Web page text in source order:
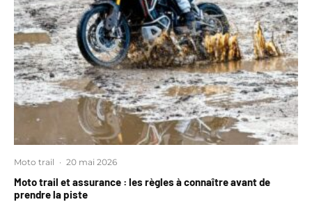
Moto trail · 20 mai 2026
Moto trail et assurance : les règles à connaître avant de
prendre la piste